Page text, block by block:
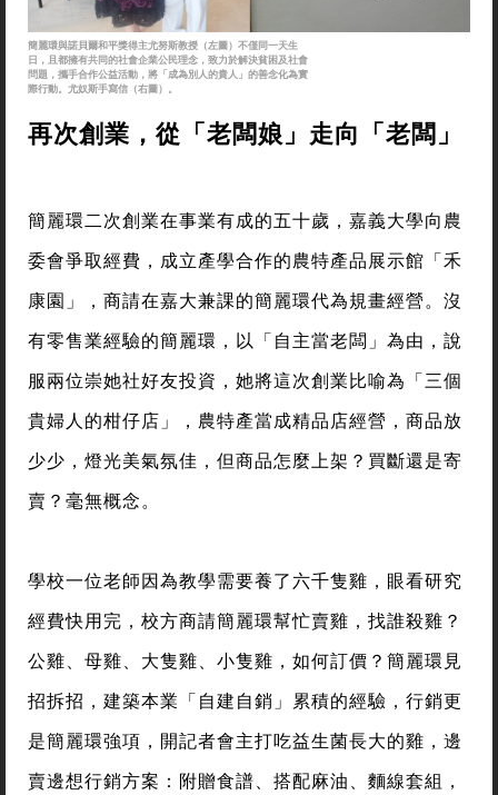
簡麗環與諾貝爾和平獎得主尤努斯教授（左圖）不僅同一天生
日，且都擁有共同的社會企業公民理念，致力於解決貧困及社會
問題，攜手合作公益活動，將「成為別人的貴人」的善念化為實
際行動。尤奴斯手寫信（右圖）。
再次創業，從「老闆娘」走向「老闆」
簡麗環二次創業在事業有成的五十歲，嘉義大學向農
委會爭取經費，成立產學合作的農特產品展示館「禾
康園」，商請在嘉大兼課的簡麗環代為規畫經營。沒
有零售業經驗的簡麗環，以「自主當老闆」為由，說
服兩位崇她社好友投資，她將這次創業比喻為「三個
貴婦人的柑仔店」，農特產當成精品店經營，商品放
少少，燈光美氣氛佳，但商品怎麼上架？買斷還是寄
賣？毫無概念。
學校一位老師因為教學需要養了六千隻雞，眼看研究
經費快用完，校方商請簡麗環幫忙賣雞，找誰殺雞？
公雞、母雞、大隻雞、小隻雞，如何訂價？簡麗環見
招拆招，建築本業「自建自銷」累積的經驗，行銷更
是簡麗環強項，開記者會主打吃益生菌長大的雞，邊
賣邊想行銷方案：附贈食譜、搭配麻油、麵線套組，